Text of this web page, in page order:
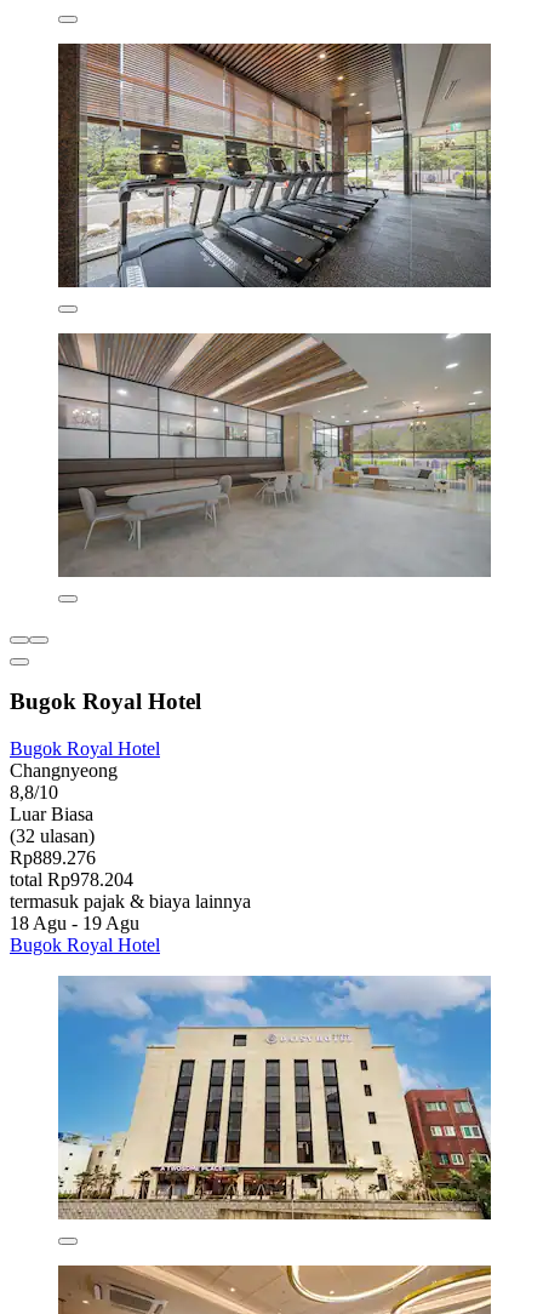
Bugok Royal Hotel
Bugok Royal Hotel
Changnyeong
8,8/10
Luar Biasa
(32 ulasan)
Rp889.276
total Rp978.204
termasuk pajak & biaya lainnya
18 Agu - 19 Agu
Bugok Royal Hotel